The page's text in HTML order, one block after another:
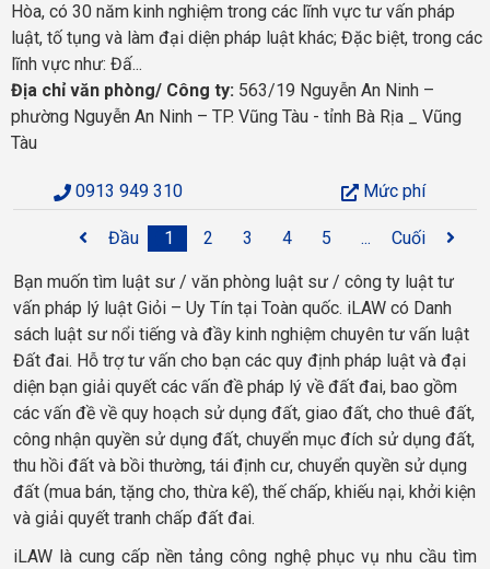
Hòa, có 30 năm kinh nghiệm trong các lĩnh vực tư vấn pháp
luật, tố tụng và làm đại diện pháp luật khác; Đặc biệt, trong các
lĩnh vực như: Đấ...
Địa chỉ văn phòng/ Công ty: 563/19 Nguyễn An Ninh –
phường Nguyễn An Ninh – TP. Vũng Tàu - tỉnh Bà Rịa _ Vũng
Tàu
0913 949 310 Mức phí
Đầu 1 2 3 4 5 ... Cuối
Bạn muốn tìm luật sư / văn phòng luật sư / công ty luật tư
vấn pháp lý luật Giỏi – Uy Tín tại Toàn quốc. iLAW có Danh
sách luật sư nổi tiếng và đầy kinh nghiệm chuyên tư vấn luật
Đất đai. Hỗ trợ tư vấn cho bạn các quy định pháp luật và đại
diện bạn giải quyết các vấn đề pháp lý về đất đai, bao gồm
các vấn đề về quy hoạch sử dụng đất, giao đất, cho thuê đất,
công nhận quyền sử dụng đất, chuyển mục đích sử dụng đất,
thu hồi đất và bồi thường, tái định cư, chuyển quyền sử dụng
đất (mua bán, tặng cho, thừa kế), thế chấp, khiếu nại, khởi kiện
và giải quyết tranh chấp đất đai.
iLAW là cung cấp nền tảng công nghệ phục vụ nhu cầu tìm